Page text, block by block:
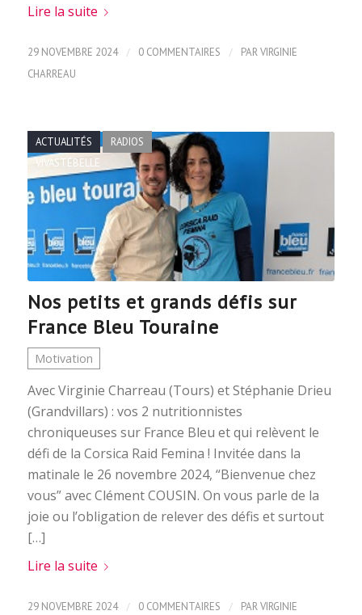
Lire la suite
29 NOVEMBRE 2024 / 0 COMMENTAIRES / PARVIRGINIE
CHARREAU
Nos petits et grands défis sur
France Bleu Touraine
ACTUALITÉS
RADIOS
VIVASTÉBELLE
Motivation
Avec Virginie Charreau (Tours) et Stéphanie Drieu
(Grandvillars) : vos 2 nutritionnistes
chroniqueuses sur France Bleu et qui relèvent le
défi de la Corsica Raid Femina ! Invitée dans la
matinale le 26 novembre 2024, “Bienvenue chez
vous” avec Clément COUSIN. On vous parle de la
joie ou l’obligation de relever des défis et surtout
[…]
Lire la suite
29 NOVEMBRE 2024 / 0 COMMENTAIRES / PARVIRGINIE